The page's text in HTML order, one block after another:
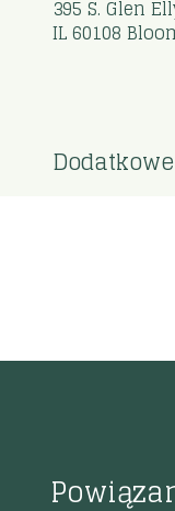
395 S. Glen
IL 60108